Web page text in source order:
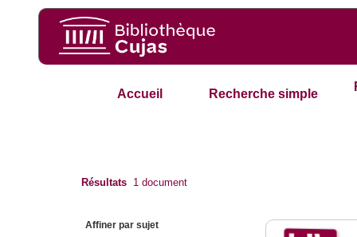
Accueil Recherche simple
Résultats 1 document
Affiner par sujet